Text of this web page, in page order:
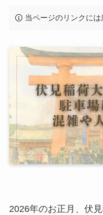
当ページのリンクには
2026年のお正月、伏